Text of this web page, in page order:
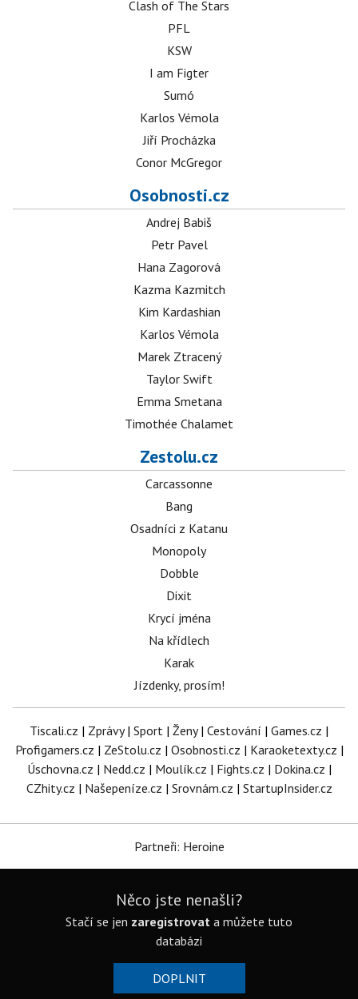
Clash of The Stars
PFL
KSW
I am Figter
Sumó
Karlos Vémola
Jiří Procházka
Conor McGregor
Osobnosti.cz
Andrej Babiš
Petr Pavel
Hana Zagorová
Kazma Kazmitch
Kim Kardashian
Karlos Vémola
Marek Ztracený
Taylor Swift
Emma Smetana
Timothée Chalamet
Zestolu.cz
Carcassonne
Bang
Osadníci z Katanu
Monopoly
Dobble
Dixit
Krycí jména
Na křídlech
Karak
Jízdenky, prosím!
Tiscali.cz | Zprávy| Sport | Ženy| Cestování | Games.cz |
Profigamers.cz | ZeStolu.cz | Osobnosti.cz | Karaoketexty.cz |
Úschovna.cz | Nedd.cz | Moulík.cz | Fights.cz | Dokina.cz |
CZhity.cz | Našepeníze.cz | Srovnám.cz | StartupInsider.cz
Partneři: Heroine
Něco jste nenašli?
Stačí se jen zaregistrovat a můžete tuto
databázi
DOPLNIT